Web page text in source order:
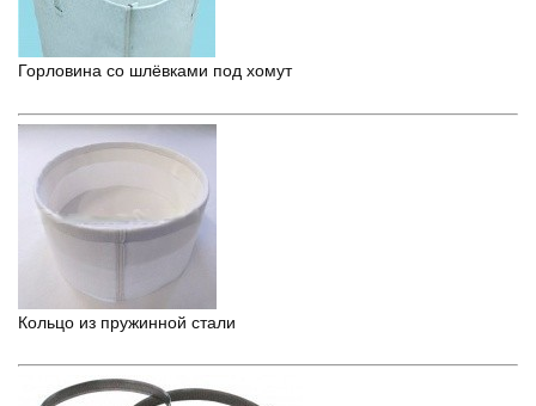
Горловина со шлёвками под хомут
Кольцо из пружинной стали